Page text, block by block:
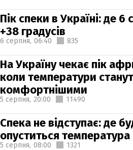
Пік спеки в Україні: де 6
+38 градусів
6 серпня, 06:40 835
На Україну чекає пік
коли температури
комфортнішими
5 серпня, 20:00 11490
Спека не відступає: де
опуститься
5 серпня, 08:00 1321